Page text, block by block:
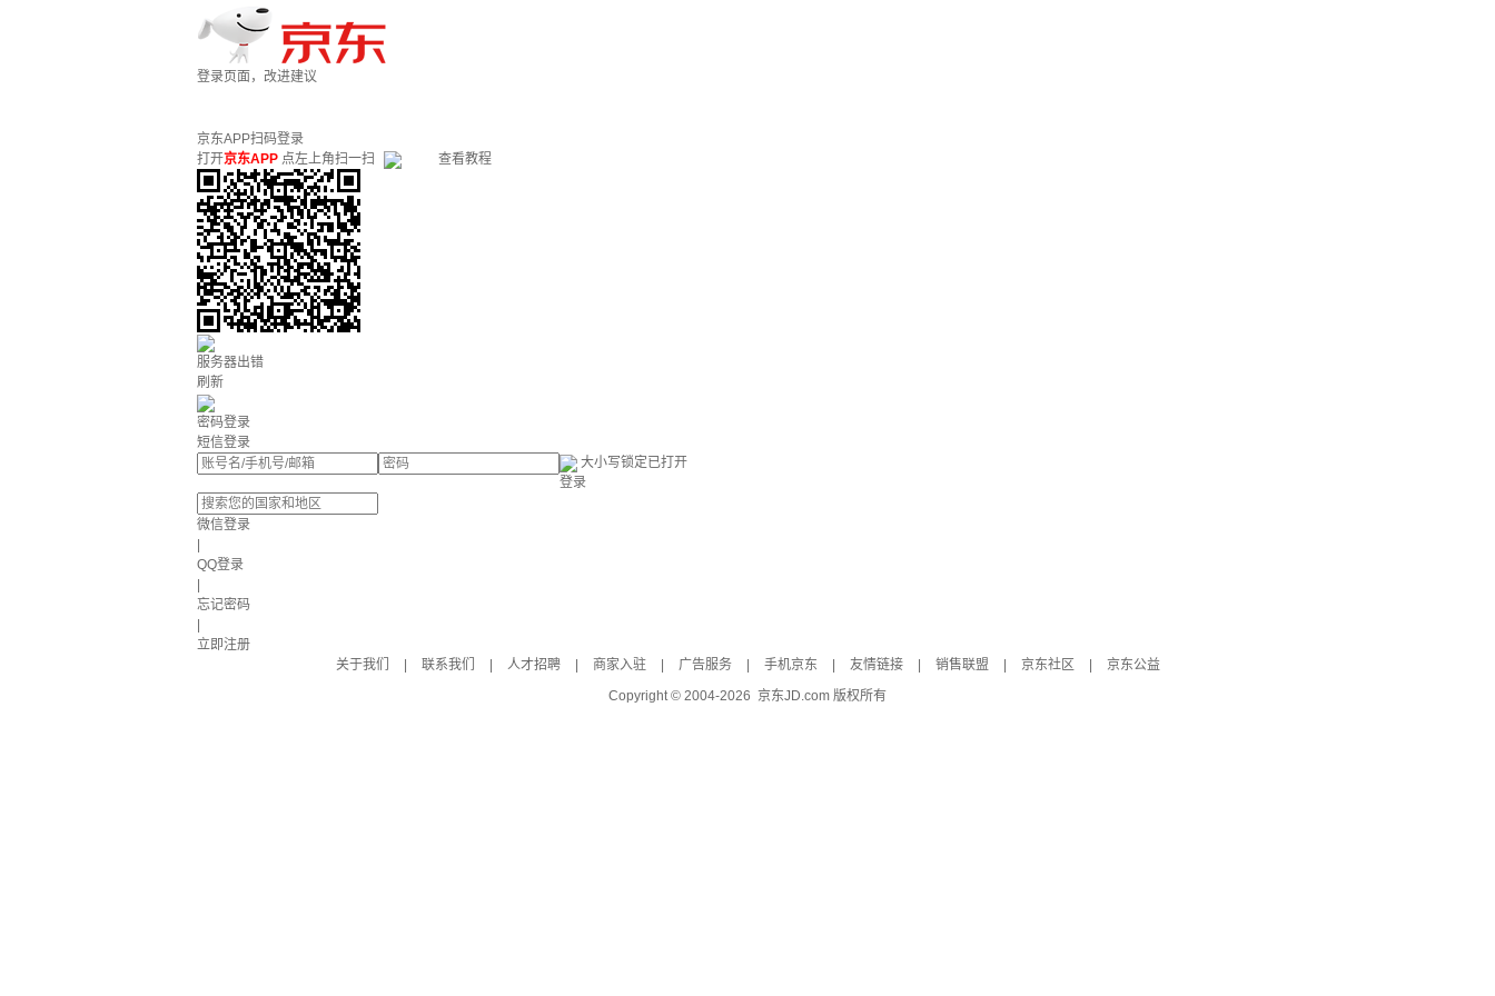
登录页面，改进建议
京东APP扫码登录
打开京东APP 点左上角扫一扫 查看教程
服务器出错
刷新
密码登录
短信登录
大小写锁定已打开
登录
微信登录
QQ登录
忘记密码
立即注册
关于我们
联系我们 人才招聘 商家入驻 广告服务 手机京东 友情链接 销售联盟 京东社区
京东公益
Copyright © 2004-2026 京东JD.com 版权所有